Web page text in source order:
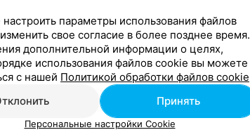
акции! Молодцы!
параметры использования файлов
свое согласие в более позднее время.
дополнительной информации о целях,
использования файлов cookie вы можете
с нашей Политикой обработки файлов cookie
Принять
Персональные настройки Cookie